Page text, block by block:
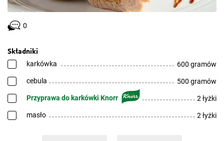
0
Składniki
karkówka 600 gramów
cebula 500 gramów
Przyprawa do karkówki Knorr 2 łyżki
masło 2 łyżki